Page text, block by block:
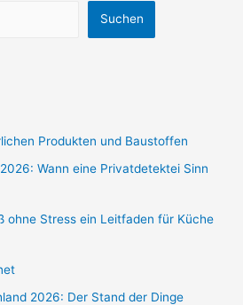
Suchen
Produkten und Baustoffen
Wann eine Privatdetektei Sinn
ohne Stress ein Leitfaden für Küche
2026: Der Stand der Dinge